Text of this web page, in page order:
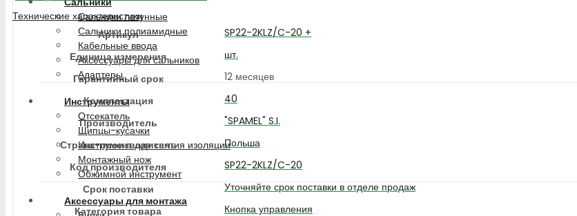
Сальники латунные
Сальники полиамидные
Кабельные ввода
Аксессуары для сальников
Адаптеры
Инструменты
Отсекатель
Щипцы-кусачки
Инструмент для снятия изоляции
Монтажный нож
Обжимной инструмент
Аксессуары для монтажа
Технические характеристики
Артикул
SP22-2KLZ/C-20 +
Единица измерения
шт.
Гарантийный срок
12 месяцев
Комплектация
40
Производитель
"SPAMEL" S.I.
Страна-производитель
Польша
Код производителя
SP22-2KLZ/C-20
Срок поставки
Уточняйте срок поставки в отделе продаж
Категория товара
Кнопка управления